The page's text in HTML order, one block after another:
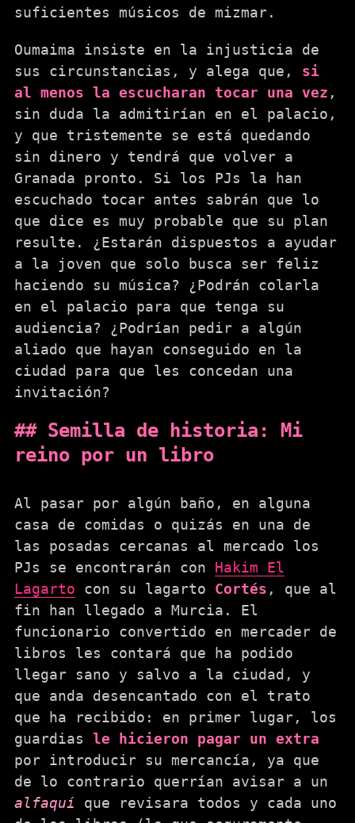
suficientes músicos de mizmar.
Oumaima insiste en la injusticia de
sus circunstancias, y alega que, si
al menos la escucharan tocar una vez ,
sin duda la admitirían en el palacio,
y que tristemente se está quedando
sin dinero y tendrá que volver a
Granada pronto. Si los PJs la han
escuchado tocar antes sabrán que lo
que dice es muy probable que su plan
resulte. ¿Estarán dispuestos a ayudar
a la joven que solo busca ser feliz
haciendo su música? ¿Podrán colarla
en el palacio para que tenga su
audiencia? ¿Podrían pedir a algún
aliado que hayan conseguido en la
ciudad para que les concedan una
invitación?
Semilla de historia: Mi
reino por un libro
Al pasar por algún baño, en alguna
casa de comidas o quizás en una de
las posadas cercanas al mercado los
PJs se encontrarán con Hakim El
Lagarto con su lagarto Cortés , que al
fin han llegado a Murcia. El
funcionario convertido en mercader de
libros les contará que ha podido
llegar sano y salvo a la ciudad, y
que anda desencantado con el trato
que ha recibido: en primer lugar, los
guardias le hicieron pagar un extra
por introducir su mercancía, ya que
de lo contrario querrían avisar a un
alfaquí que revisara todos y cada uno